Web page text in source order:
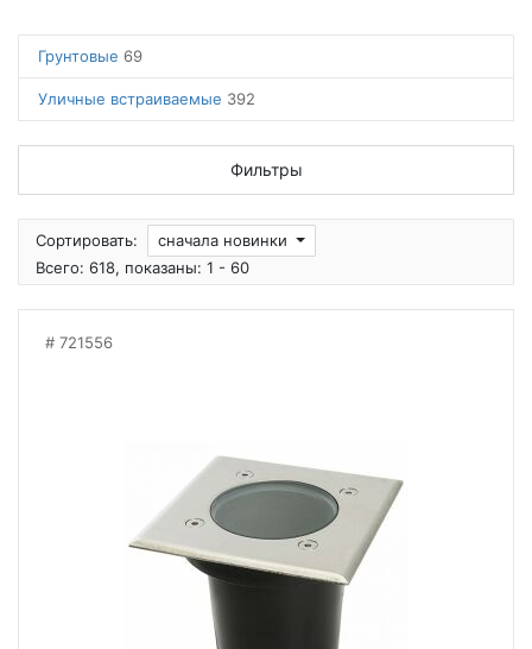
Грунтовые 69
Уличные встраиваемые 392
Фильтры
Сортировать:
сначала новинки
Всего: 618, показаны: 1 - 60
721556